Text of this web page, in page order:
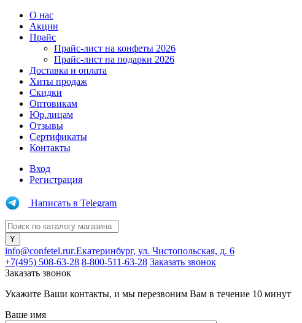
О нас
Акции
Прайс
Прайс-лист на конфеты 2026
Прайс-лист на подарки 2026
Доставка и оплата
Хиты продаж
Скидки
Оптовикам
Юр.лицам
Отзывы
Сертификаты
Контакты
Вход
Регистрация
Написать в Telegram
info@confetel.ruг.Екатеринбург, ул. Чистопольская, д. 6
+7(495) 508-63-28 8-800-511-63-28 Заказать звонок
Заказать звонок
Укажите Ваши контакты, и мы перезвоним Вам в течение 10 минут
Ваше имя